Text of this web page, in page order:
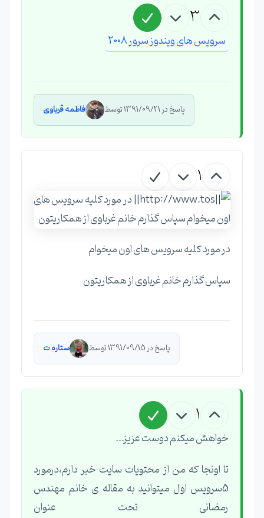
3
سرویس های ویندوز سرور 2008
پاسخ در 1391/09/21 توسط فاطمه قرباوی
1
در مورد کلیه سرویس های اون میخوام
سپاس گذارم خانم غرباوی از همکاریتون
پاسخ در 1391/09/15 توسط ستاره ت
1
خواهش میکنم دوست عزیز...
تا اونجا که من از محتویات سایت خبر دارم،درمورد
5سرویس اول میتوانید به مقاله ی خانم مهندس
رمضانی تحت عنوان